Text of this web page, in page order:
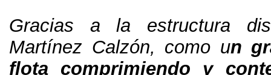
Gracias a la estructura
Martínez Calzón, como un
flota comprimiendo y